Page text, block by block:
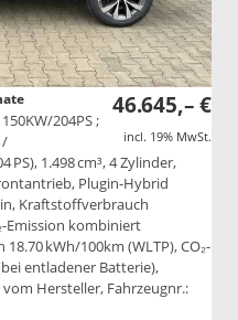
46.645,– €
incl. 19% MwSt.
204PS ;
/
PS), 1.498 cm³, 4 Zylinder,
Plugin-Hybrid
Kraftstoffverbrauch
Emission kombiniert
kWh/100km (WLTP), CO₂-
entladener Batterie),
Hersteller, Fahrzeugnr.: